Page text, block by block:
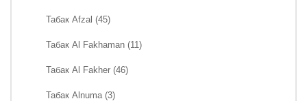
Табак Afzal (45)
Табак Al Fakhaman (11)
Табак Al Fakher (46)
Табак Alnuma (3)